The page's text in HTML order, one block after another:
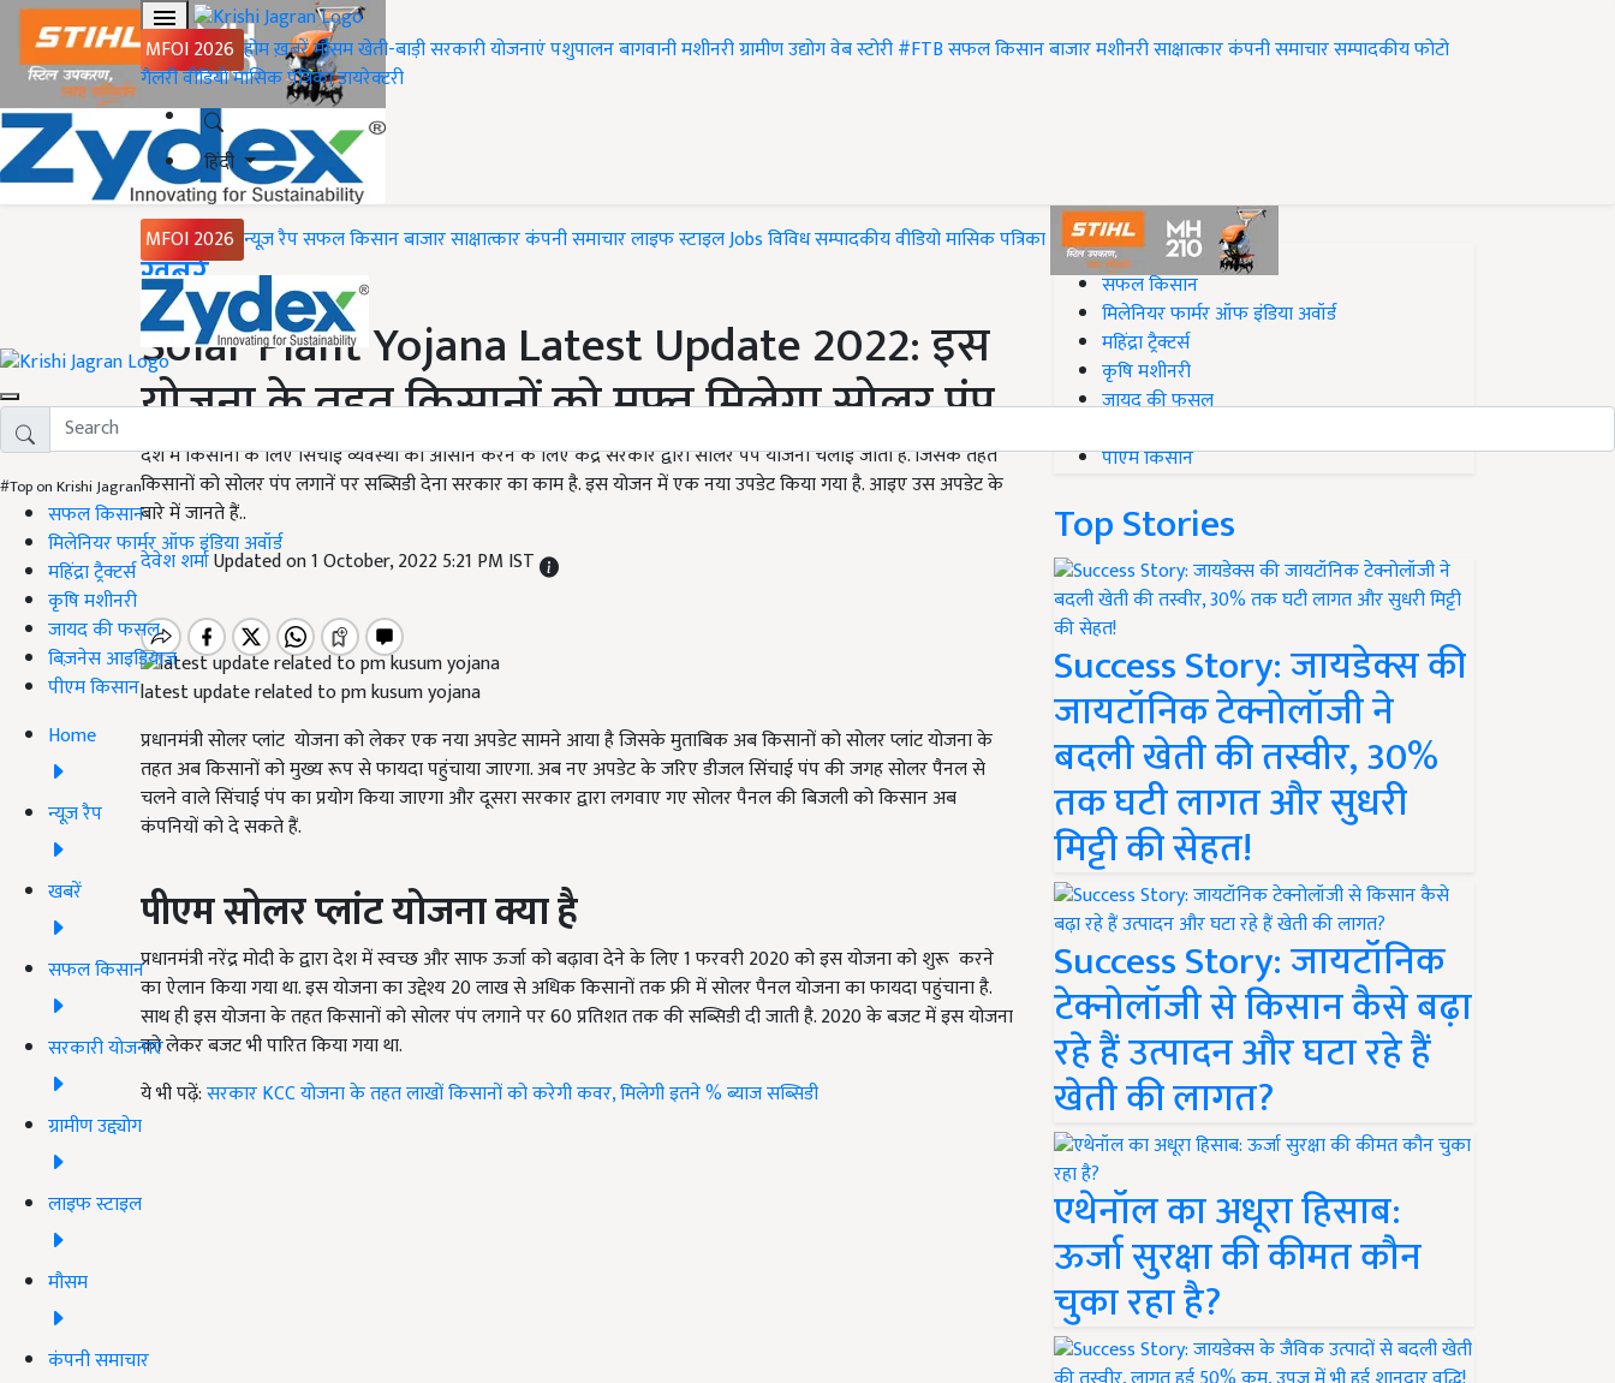
MFOI 2026 होमख़बरेंमौसमखेती-बाड़ीसरकारी योजनाएंपशुपालनबागवानीमशीनरीग्रामीण उद्योगवेब स्टोरी#FTBसफल किसानबाजारमशीनरीसाक्षात्कारकंपनी समाचारसम्पादकीयफोटो
गैलरीवीडियोमासिक पत्रिकाडायरेक्टरी
हिंदी
MFOI 2026 न्यूज़ रैपसफल किसानबाजारसाक्षात्कारकंपनी समाचारलाइफ स्टाइलJobsविविधसम्पादकीयवीडियोमासिक पत्रिका
#Top on Krishi Jagran
सफल किसान
मिलेनियर फार्मर ऑफ इंडिया अवॉर्ड
महिंद्रा ट्रैक्टर्स
कृषि मशीनरी
जायद की फसल
बिज़नेस आइडियाज
पीएम किसान
Home
न्यूज़ रैप
खबरें
सफल किसान
सरकारी योजनाएं
ग्रामीण उद्द्योग
लाइफ स्टाइल
मौसम
कंपनी समाचार
Home
ख़बरें
Solar Plant Yojana Latest Update 2022: इस
योजना के तहत किसानों को मुफ्त मिलेगा सोलर पंप
देश में किसानों के लिए सिंचाई व्यवस्था को आसान करने के लिए केंद्र सरकार द्वारा सोलर पंप योजना चलाई जाती है. जिसके तहत
किसानों को सोलर पंप लगानें पर सब्सिडी देना सरकार का काम है. इस योजन में एक नया उपडेट किया गया है. आइए उस अपडेट के
बारे में जानते हैं..
देवेश शर्माUpdated on 1 October, 2022 5:21 PM IST
latest update related to pm kusum yojana
प्रधानमंत्री सोलर प्लांट योजना को लेकर एक नयाअपडेटसामने आया है जिसके मुताबिक अब किसानों को सोलर प्लांट योजना के
तहत अब किसानों को मुख्यरूपसे फायदा पहुंचाया जाएगा. अब नएअपडेटके जरिए डीजल सिंचाई पंप की जगह सोलर पैनल से
चलने वाले सिंचाई पंप का प्रयोग किया जाएगा औरदूसरासरकार द्वारा लगवाए गए सोलर पैनल की बिजलीकोकिसान अब
कंपनियों को दे सकते हैं.
पीएम सोलर प्लांट योजना क्या है
प्रधानमंत्री नरेंद्र मोदी के द्वारा देश में स्वच्छ और साफ ऊर्जा को बढ़ावा देने के लिए1फरवरी2020को इस योजना कोशुरू करने
का ऐलान किया गया था. इस योजना का उद्देश्य20लाख से अधिक किसानों तक फ्री में सोलर पैनल योजना का फायदा पहुंचाना है.
साथ ही इस योजना के तहत किसानों को सोलर पंप लगाने पर 60 प्रतिशत तक की सब्सिडी दी जाती है. 2020 के बजट में इस योजना
को लेकर बजट भी पारित किया गया था.
ये भी पढ़ें:सरकार KCC योजना के तहत लाखों किसानों को करेगी कवर, मिलेगी इतने % ब्याज सब्सिडी
#Top on Krishi Jagran
सफल किसान
मिलेनियर फार्मर ऑफ इंडिया अवॉर्ड
महिंद्रा ट्रैक्टर्स
कृषि मशीनरी
जायद की फसल
पीएम किसान
Top Stories
Success Story: जायडेक्स की
जायटॉनिक टेक्नोलॉजी ने
बदली खेती की तस्वीर, 30%
तक घटी लागत और सुधरी
मिट्टी की सेहत!
Success Story: जायटॉनिक
टेक्नोलॉजी से किसान कैसे बढ़ा
रहे हैं उत्पादन और घटा रहे हैं
खेती की लागत?
एथेनॉल का अधूरा हिसाब:
ऊर्जा सुरक्षा की कीमत कौन
चुका रहा है?